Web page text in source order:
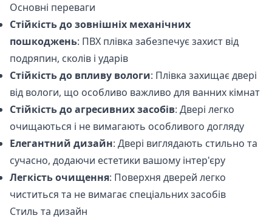
Основні переваги
Стійкість до зовнішніх механічних
пошкоджень: ПВХ плівка забезпечує захист від
подряпин, сколів і ударів
Стійкість до впливу вологи: Плівка захищає двері
від вологи, що особливо важливо для ванних кімнат
Стійкість до агресивних засобів: Двері легко
очищаються і не вимагають особливого догляду
Елегантний дизайн: Двері виглядають стильно та
сучасно, додаючи естетики вашому інтер'єру
Легкість очищення: Поверхня дверей легко
чиститься та не вимагає спеціальних засобів
Стиль та дизайн